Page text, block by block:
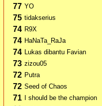
77 YO
75 tidakserius
74 R9X
74 HaNaTa_RaJa
74 Lukas dibantu Favian
73 zizou05
72 Putra
72 Seed of Chaos
71 I should be the champion